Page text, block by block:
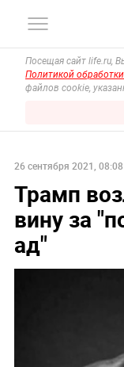
Посещая сайт life.ru,
Политикой
файлов cookie,
26 сентября 2021, 08:08
Трамп
вину за
ад"